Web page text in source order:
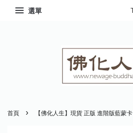
選單
首頁 › 【佛化人生】現貨 正版 進階版藍蒙卡